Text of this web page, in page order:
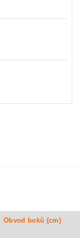
Obvod boků (cm)